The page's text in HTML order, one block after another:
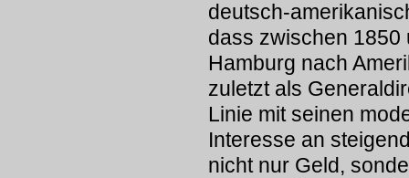
deutsch-
dass zwischen 1850
Hamburg nach
zuletzt als
Linie mit seinen
Interesse an
nicht nur Geld,